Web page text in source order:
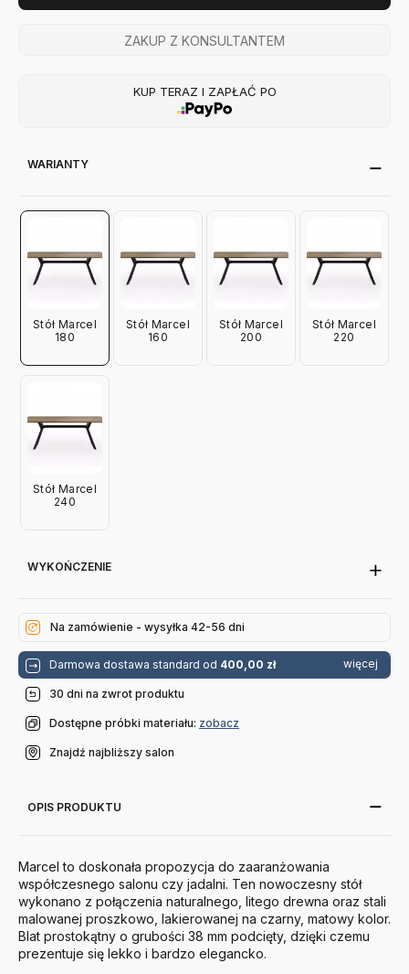
ZAKUP Z KONSULTANTEM
KUP TERAZ I ZAPŁAĆ PO
WARIANTY
Stół Marcel
180
Stół Marcel
160
Stół Marcel
200
Stół Marcel
220
Stół Marcel
240
WYKOŃCZENIE
Na zamówienie - wysyłka 42-56 dni
Darmowa dostawa standard od 400,00 zł więcej
30 dni na zwrot produktu
Dostępne próbki materiału: zobacz
Znajdź najbliższy salon
OPIS PRODUKTU
Marcel to doskonała propozycja do zaaranżowania
współczesnego salonu czy jadalni. Ten nowoczesny stół
wykonano z połączenia naturalnego, litego drewna oraz stali
malowanej proszkowo, lakierowanej na czarny, matowy kolor.
Blat prostokątny o grubości 38 mm podcięty, dzięki czemu
prezentuje się lekko i bardzo elegancko.